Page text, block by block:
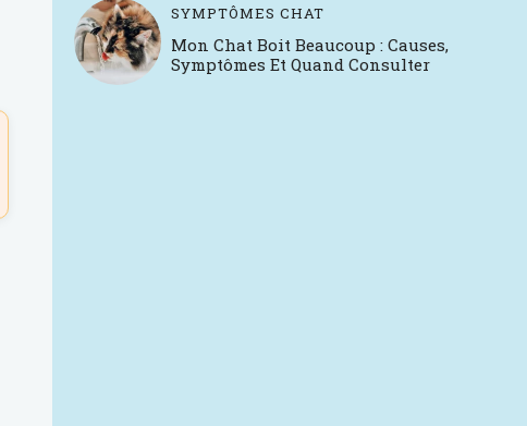
SYMPTÔMES CHAT
Mon Chat Boit Beaucoup : Causes,
Symptômes Et Quand Consulter